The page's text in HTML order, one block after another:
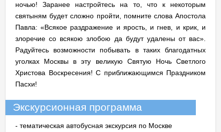
ночью! Заранее настройтесь на то, что к некоторым
святыням будет сложно пройти, помните слова Апостола
Павла: «Всякое раздражение и ярость, и гнев, и крик, и
злоречие со всякою злобою да будут удалены от вас».
Радуйтесь возможности побывать в таких благодатных
уголках Москвы в эту великую Святую Ночь Светлого
Христова Воскресения! С приближающимся Праздником
Пасхи!
Экскурсионная программа
- тематическая автобусная экскурсия по Москве